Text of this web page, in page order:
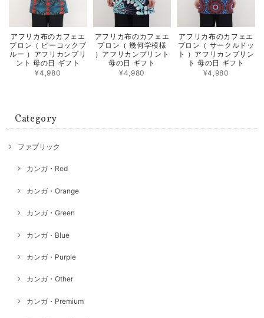
アフリカ布のカフェエ
プロン（ ピーコックブ
ルー ）アフリカンプリ
ント 母の日 ギフト
¥4,980
アフリカ布のカフェエ
プロン（ 幾何学模様
）アフリカンプリント
母の日 ギフト
¥4,980
アフリカ布のカフェエ
プロン（ サークルドッ
ト ）アフリカンプリン
ト 母の日 ギフト
¥4,980
Category
ファブリック
カンガ・Red
カンガ・Orange
カンガ・Green
カンガ・Blue
カンガ・Purple
カンガ・Other
カンガ・Premium